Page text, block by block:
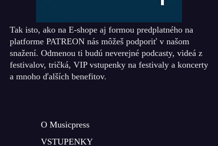
Tak isto, ako na E-shope aj formou predplatného na
platforme PATREON nás môžeš podporiť v našom
snažení. Odmenou ti budú neverejné podcasty, videá z
festivalov, tričká, VIP vstupenky na festivaly a koncerty
a mnoho ďalších benefitov.
O Musicpress
VSTUPENKY